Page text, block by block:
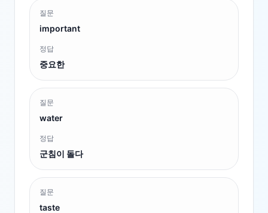
질문
important
정답
중요한
질문
water
정답
군침이 돌다
질문
taste